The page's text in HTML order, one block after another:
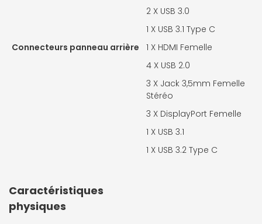
2 X USB 3.0
1 X USB 3.1 Type C
Connecteurs panneau arrière
1 X HDMI Femelle
4 X USB 2.0
3 X Jack 3,5mm Femelle
Stéréo
3 X DisplayPort Femelle
1 X USB 3.1
1 X USB 3.2 Type C
Caractéristiques
physiques